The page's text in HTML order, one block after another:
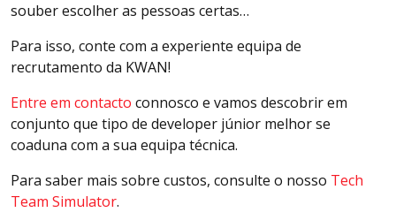
souber escolher as pessoas certas…
Para isso, conte com a experiente equipa de
recrutamento da KWAN!
Entre em contacto connosco e vamos descobrir em
conjunto que tipo de developer júnior melhor se
coaduna com a sua equipa técnica.
Para saber mais sobre custos, consulte o nosso Tech
Team Simulator.